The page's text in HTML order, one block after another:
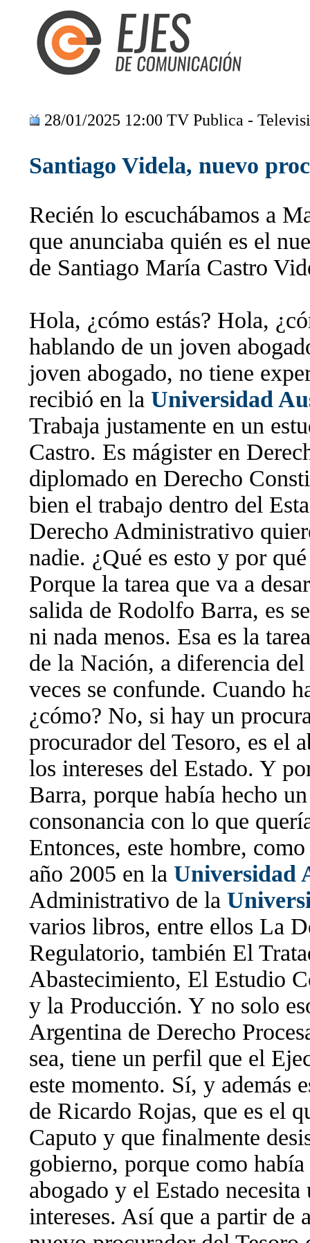
28/01/2025 12:00 TV Publica -
Santiago Videla, nuevo
Recién lo escuchábamos a
que anunciaba quién es el
de Santiago María Castro
Hola, ¿cómo estás? Hola,
hablando de un joven
joven abogado, no tiene
recibió en la Universidad
Trabaja justamente en un
Castro. Es mágister en
diplomado en Derecho
bien el trabajo dentro del
Derecho Administrativo
nadie. ¿Qué es esto y por
Porque la tarea que va a
salida de Rodolfo Barra, es
ni nada menos. Esa es la
de la Nación, a diferencia
veces se confunde. Cuando
¿cómo? No, si hay un
procurador del Tesoro, es el
los intereses del Estado. Y
Barra, porque había hecho
consonancia con lo que
Entonces, este hombre,
año 2005 en la Universidad
Administrativo de la
varios libros, entre ellos La
Regulatorio, también El
Abastecimiento, El Estudio
y la Producción. Y no solo
Argentina de Derecho
sea, tiene un perfil que el
este momento. Sí, y además
de Ricardo Rojas, que es el
Caputo y que finalmente
gobierno, porque como
abogado y el Estado
intereses. Así que a partir de